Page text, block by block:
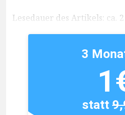
Lesedauer des Artikels: ca.
3
statt